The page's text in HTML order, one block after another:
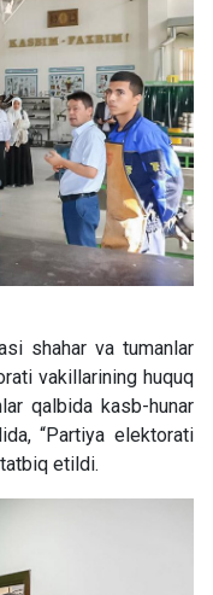
shahar va tumanlar
vakillarining huquq
qalbida kasb-hunar
“Partiya elektorati
etildi.